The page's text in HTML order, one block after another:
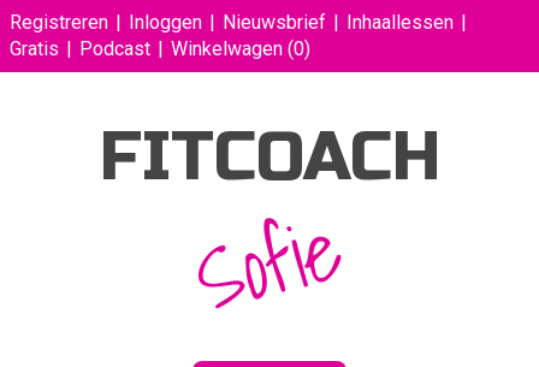
Registreren Inloggen Nieuwsbrief
Inhaallessen
Gratis
Podcast Winkelwagen (0)
FITCOACH
Sofie